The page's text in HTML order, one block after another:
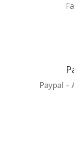
Paypal –